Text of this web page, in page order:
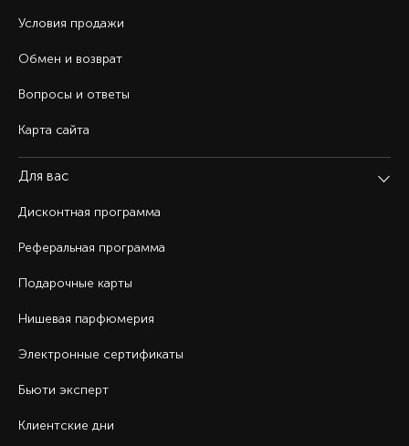
Условия продажи
Обмен и возврат
Вопросы и ответы
Карта сайта
Для вас
Дисконтная программа
Реферальная программа
Подарочные карты
Нишевая парфюмерия
Электронные сертификаты
Бьюти эксперт
Клиентские дни